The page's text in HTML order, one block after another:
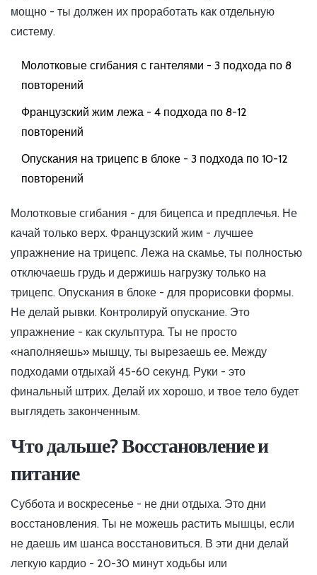
мощно - ты должен их проработать как отдельную
систему.
Молотковые сгибания с гантелями - 3 подхода по 8
повторений
Французский жим лежа - 4 подхода по 8-12
повторений
Опускания на трицепс в блоке - 3 подхода по 10-12
повторений
Молотковые сгибания - для бицепса и предплечья. Не
качай только верх. Французский жим - лучшее
упражнение на трицепс. Лежа на скамье, ты полностью
отключаешь грудь и держишь нагрузку только на
трицепс. Опускания в блоке - для прорисовки формы.
Не делай рывки. Контролируй опускание. Это
упражнение - как скульптура. Ты не просто
«наполняешь» мышцу, ты вырезаешь ее. Между
подходами отдыхай 45-60 секунд. Руки - это
финальный штрих. Делай их хорошо, и твое тело будет
выглядеть законченным.
Что дальше? Восстановление и
питание
Суббота и воскресенье - не дни отдыха. Это дни
восстановления. Ты не можешь растить мышцы, если
не даешь им шанса восстановиться. В эти дни делай
легкую кардио - 20-30 минут ходьбы или